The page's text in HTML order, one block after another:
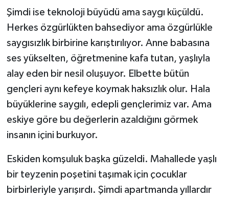
Şimdi ise teknoloji büyüdü ama saygı küçüldü.
Herkes özgürlükten bahsediyor ama özgürlükle
saygısızlık birbirine karıştırılıyor. Anne babasına
ses yükselten, öğretmenine kafa tutan, yaşlıyla
alay eden bir nesil oluşuyor. Elbette bütün
gençleri aynı kefeye koymak haksızlık olur. Hala
büyüklerine saygılı, edepli gençlerimiz var. Ama
eskiye göre bu değerlerin azaldığını görmek
insanın içini burkuyor.
Eskiden komşuluk başka güzeldi. Mahallede yaşlı
bir teyzenin poşetini taşımak için çocuklar
birbirleriyle yarışırdı. Şimdi apartmanda yıllardır
Yaşam
Yeme-İçme